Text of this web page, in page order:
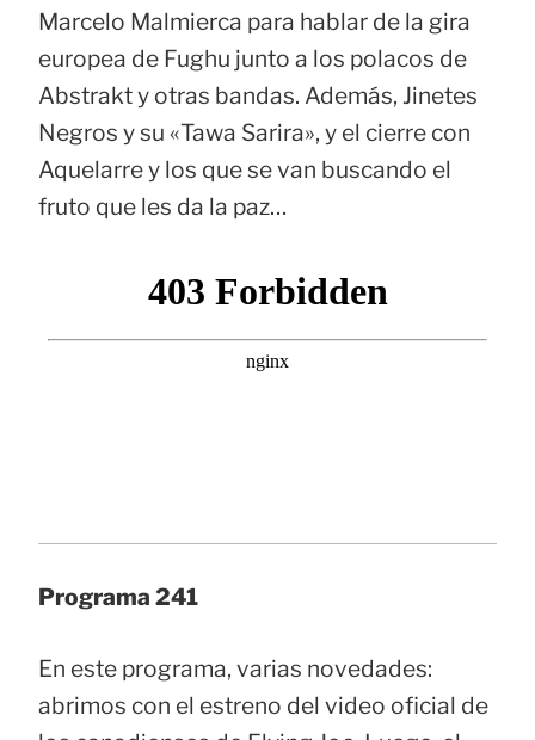
Marcelo Malmierca para hablar de la gira
europea de Fughu junto a los polacos de
Abstrakt y otras bandas. Además, Jinetes
Negros y su «Tawa Sarira», y el cierre con
Aquelarre y los que se van buscando el
fruto que les da la paz…
Programa 241
En este programa, varias novedades:
abrimos con el estreno del video oficial de